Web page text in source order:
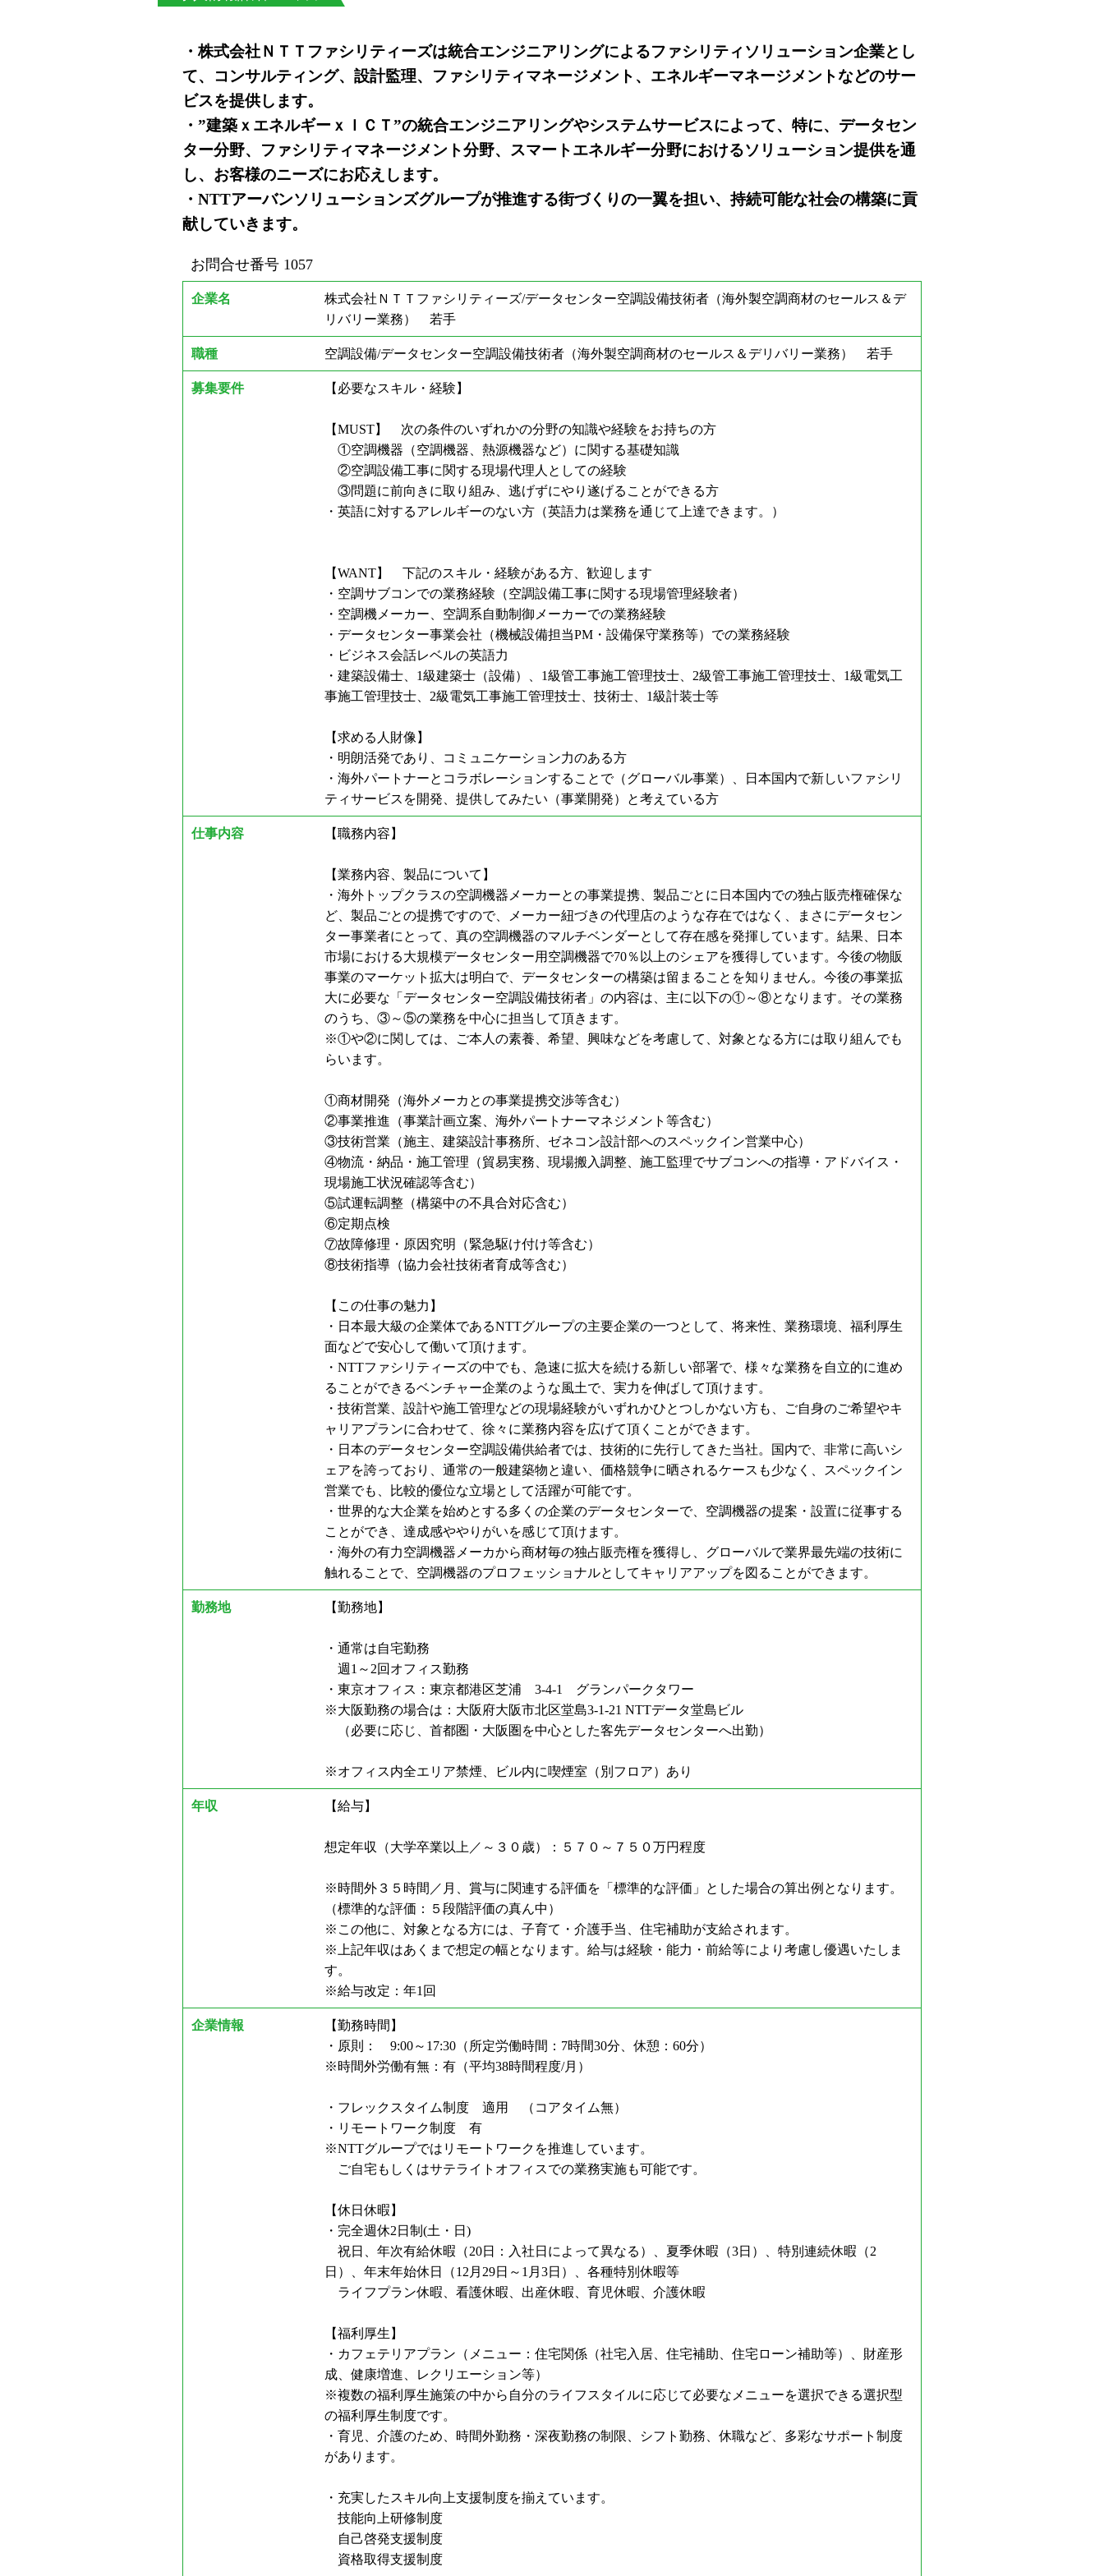
・株式会社ＮＴＴファシリティーズは統合エンジニアリングによるファシリティソリューション企業とし
て、コンサルティング、設計監理、ファシリティマネージメント、エネルギーマネージメントなどのサー
ビスを提供します。
・”建築ｘエネルギーｘＩＣＴ”の統合エンジニアリングやシステムサービスによって、特に、データセン
ター分野、ファシリティマネージメント分野、スマートエネルギー分野におけるソリューション提供を通
し、お客様のニーズにお応えします。
・NTTアーバンソリューションズグループが推進する街づくりの一翼を担い、持続可能な社会の構築に貢
献していきます。
お問合せ番号 1057
企業名
株式会社ＮＴＴファシリティーズ/データセンター空調設備技術者（海外製空調商材のセールス＆デ
リバリー業務） 若手
職種 空調設備/データセンター空調設備技術者（海外製空調商材のセールス＆デリバリー業務） 若手
募集要件 【必要なスキル・経験】
【MUST】 次の条件のいずれかの分野の知識や経験をお持ちの方
①空調機器（空調機器、熱源機器など）に関する基礎知識
②空調設備工事に関する現場代理人としての経験
③問題に前向きに取り組み、逃げずにやり遂げることができる方
・英語に対するアレルギーのない方（英語力は業務を通じて上達できます。）
【WANT】 下記のスキル・経験がある方、歓迎します
・空調サブコンでの業務経験（空調設備工事に関する現場管理経験者）
・空調機メーカー、空調系自動制御メーカーでの業務経験
・データセンター事業会社（機械設備担当PM・設備保守業務等）での業務経験
・ビジネス会話レベルの英語力
・建築設備士、1級建築士（設備）、1級管工事施工管理技士、2級管工事施工管理技士、1級電気工
事施工管理技士、2級電気工事施工管理技士、技術士、1級計装士等
【求める人財像】
・明朗活発であり、コミュニケーション力のある方
・海外パートナーとコラボレーションすることで（グローバル事業）、日本国内で新しいファシリ
ティサービスを開発、提供してみたい（事業開発）と考えている方
仕事内容 【職務内容】
【業務内容、製品について】
・海外トップクラスの空調機器メーカーとの事業提携、製品ごとに日本国内での独占販売権確保な
ど、製品ごとの提携ですので、メーカー紐づきの代理店のような存在ではなく、まさにデータセン
ター事業者にとって、真の空調機器のマルチベンダーとして存在感を発揮しています。結果、日本
市場における大規模データセンター用空調機器で70％以上のシェアを獲得しています。今後の物販
事業のマーケット拡大は明白で、データセンターの構築は留まることを知りません。今後の事業拡
大に必要な「データセンター空調設備技術者」の内容は、主に以下の①～⑧となります。その業務
のうち、③～⑤の業務を中心に担当して頂きます。
※①や②に関しては、ご本人の素養、希望、興味などを考慮して、対象となる方には取り組んでも
らいます。
①商材開発（海外メーカとの事業提携交渉等含む）
②事業推進（事業計画立案、海外パートナーマネジメント等含む）
③技術営業（施主、建築設計事務所、ゼネコン設計部へのスペックイン営業中心）
④物流・納品・施工管理（貿易実務、現場搬入調整、施工監理でサブコンへの指導・アドバイス・
現場施工状況確認等含む）
⑤試運転調整（構築中の不具合対応含む）
⑥定期点検
⑦故障修理・原因究明（緊急駆け付け等含む）
⑧技術指導（協力会社技術者育成等含む）
【この仕事の魅力】
・日本最大級の企業体であるNTTグループの主要企業の一つとして、将来性、業務環境、福利厚生
面などで安心して働いて頂けます。
・NTTファシリティーズの中でも、急速に拡大を続ける新しい部署で、様々な業務を自立的に進め
ることができるベンチャー企業のような風土で、実力を伸ばして頂けます。
・技術営業、設計や施工管理などの現場経験がいずれかひとつしかない方も、ご自身のご希望やキ
ャリアプランに合わせて、徐々に業務内容を広げて頂くことができます。
・日本のデータセンター空調設備供給者では、技術的に先行してきた当社。国内で、非常に高いシ
ェアを誇っており、通常の一般建築物と違い、価格競争に晒されるケースも少なく、スペックイン
営業でも、比較的優位な立場として活躍が可能です。
・世界的な大企業を始めとする多くの企業のデータセンターで、空調機器の提案・設置に従事する
ことができ、達成感ややりがいを感じて頂けます。
・海外の有力空調機器メーカから商材毎の独占販売権を獲得し、グローバルで業界最先端の技術に
触れることで、空調機器のプロフェッショナルとしてキャリアアップを図ることができます。
勤務地 【勤務地】
・通常は自宅勤務
週1～2回オフィス勤務
・東京オフィス：東京都港区芝浦 3-4-1 グランパークタワー
※大阪勤務の場合は：大阪府大阪市北区堂島3-1-21 NTTデータ堂島ビル
（必要に応じ、首都圏・大阪圏を中心とした客先データセンターへ出勤）
※オフィス内全エリア禁煙、ビル内に喫煙室（別フロア）あり
年収 【給与】
想定年収（大学卒業以上／～３０歳）：５７０～７５０万円程度
※時間外３５時間／月、賞与に関連する評価を「標準的な評価」とした場合の算出例となります。
（標準的な評価：５段階評価の真ん中）
※この他に、対象となる方には、子育て・介護手当、住宅補助が支給されます。
※上記年収はあくまで想定の幅となります。給与は経験・能力・前給等により考慮し優遇いたしま
す。
※給与改定：年1回
企業情報
【勤務時間】
・原則： 9:00～17:30（所定労働時間：7時間30分、休憩：60分）
※時間外労働有無：有（平均38時間程度/月）
・フレックスタイム制度 適用 （コアタイム無）
・リモートワーク制度 有
※NTTグループではリモートワークを推進しています。
ご自宅もしくはサテライトオフィスでの業務実施も可能です。
【休日休暇】
・完全週休2日制(土・日)
祝日、年次有給休暇（20日：入社日によって異なる）、夏季休暇（3日）、特別連続休暇（2
日）、年末年始休日（12月29日～1月3日）、各種特別休暇等
ライフプラン休暇、看護休暇、出産休暇、育児休暇、介護休暇
【福利厚生】
・カフェテリアプラン（メニュー：住宅関係（社宅入居、住宅補助、住宅ローン補助等）、財産形
成、健康増進、レクリエーション等）
※複数の福利厚生施策の中から自分のライフスタイルに応じて必要なメニューを選択できる選択型
の福利厚生制度です。
・育児、介護のため、時間外勤務・深夜勤務の制限、シフト勤務、休職など、多彩なサポート制度
があります。
・充実したスキル向上支援制度を揃えています。
技能向上研修制度
自己啓発支援制度
資格取得支援制度